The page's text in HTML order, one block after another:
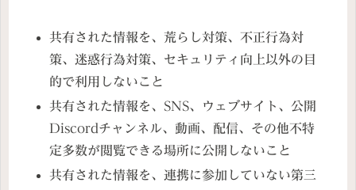
共有された情報を、荒らし対策、不正行為対
策、迷惑行為対策、セキュリティ向上以外の目
的で利用しないこと
共有された情報を、SNS、ウェブサイト、公開
Discordチャンネル、動画、配信、その他不特
定多数が閲覧できる場所に公開しないこと
共有された情報を、連携に参加していない第三